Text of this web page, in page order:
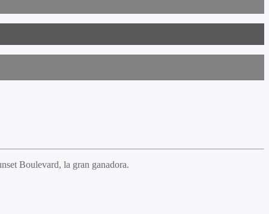
Boulevard, la gran ganadora.